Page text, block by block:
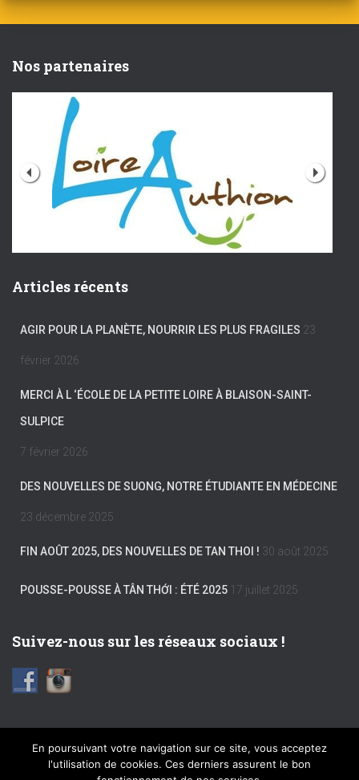
Nos partenaires
Articles récents
AGIR POUR LA PLANÈTE, NOURRIR LES PLUS FRAGILES 23
février 2026
MERCI À L ‘ÉCOLE DE LA PETITE LOIRE À BLAISON-SAINT-
SULPICE
7 février 2026
DES NOUVELLES DE SUONG, NOTRE ÉTUDIANTE EN MÉDECINE
23 décembre 2025
FIN AOÛT 2025, DES NOUVELLES DE TAN THOI ! 30 août 2025
POUSSE-POUSSE À TÂN THỚI : ÉTÉ 2025 17 juillet 2025
Suivez-nous sur les réseaux sociaux !
FACEBOOK INSTAGRAM MENTIONS LÉGALES
En poursuivant votre navigation sur ce site, vous acceptez
l'utilisation de cookies. Ces derniers assurent le bon